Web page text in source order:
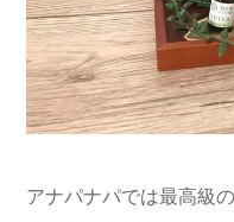
アナパナパでは最高級